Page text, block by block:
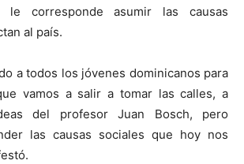
le corresponde asumir las causas
al país.
a todos los jóvenes dominicanos para
vamos a salir a tomar las calles, a
del profesor Juan Bosch, pero
las causas sociales que hoy nos